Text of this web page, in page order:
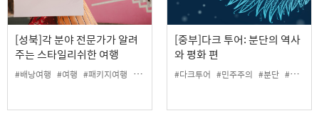
[성북]각 분야 전문가가 알려
주는 스타일리쉬한 여행
#배낭여행 #여행 #패키지여행 #해외여행
[중부]다크 투어: 분단의 역사
와 평화 편
#다크투어 #민주주의 #분단 #여행